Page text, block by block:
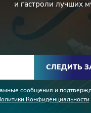
и гастроли лучших
СЛЕДИТЬ
сообщения и
Конфиденциальности